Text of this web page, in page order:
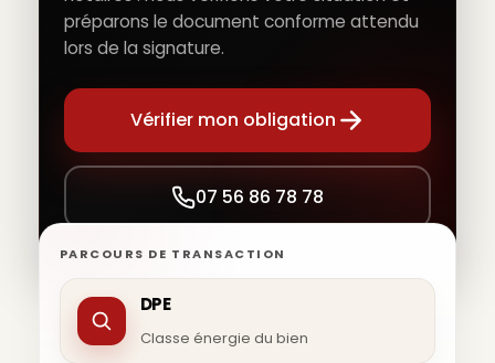
préparons le document conforme attendu
lors de la signature.
Vérifier mon obligation
07 56 86 78 78
PARCOURS DE TRANSACTION
DPE
Classe énergie du bien